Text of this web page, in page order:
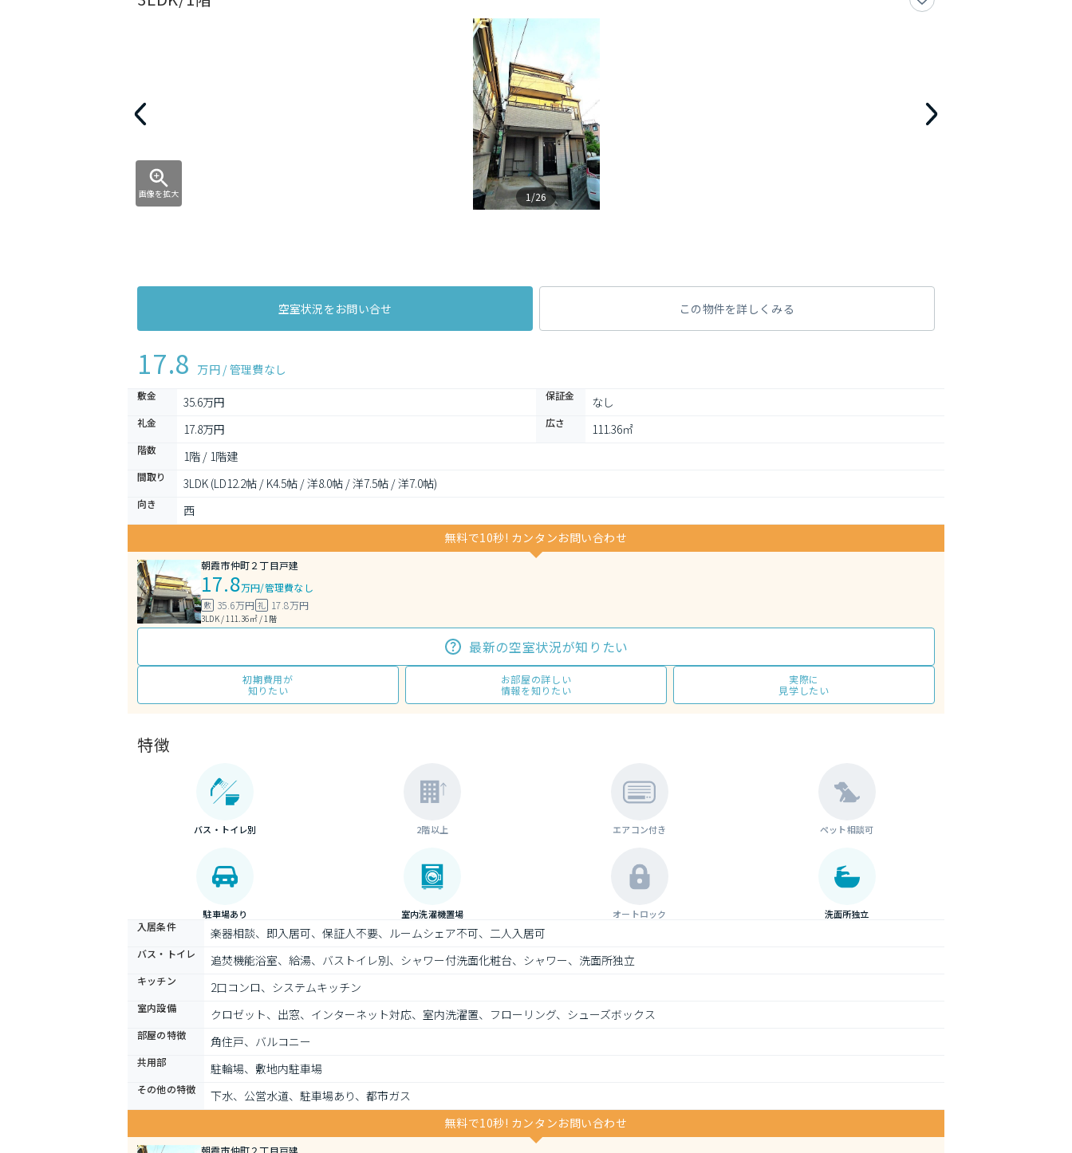
画像を拡大 1/26
空室状況をお問い合せ この物件を詳しくみる
17.8 万円 / 管理費なし
敷金 35.6万円 保証金 なし
礼金 17.8万円 広さ 111.36㎡
階数 1階 / 1階建
間取り 3LDK (LD12.2帖 / K4.5帖 / 洋8.0帖 / 洋7.5帖 / 洋7.0帖)
向き
西
無料で10秒! カンタンお問い合わせ
朝霞市仲町２丁目戸建
17.8万円/管理費なし
敷 35.6万円 礼 17.8万円
3LDK / 111.36㎡ / 1階
最新の空室状況が知りたい
初期費用が
知りたい
お部屋の詳しい
情報を知りたい
実際に
見学したい
特徴
バス・トイレ別 2階以上 エアコン付き ペット相談可
駐車場あり 室内洗濯機置場 オートロック 洗面所独立
入居条件 楽器相談、即入居可、保証人不要、ルームシェア不可、二人入居可
バス・トイレ 追焚機能浴室、給湯、バストイレ別、シャワー付洗面化粧台、シャワー、洗面所独立
キッチン 2口コンロ、システムキッチン
室内設備 クロゼット、出窓、インターネット対応、室内洗濯置、フローリング、シューズボックス
部屋の特徴 角住戸、バルコニー
共用部 駐輪場、敷地内駐車場
その他の特徴
下水、公営水道、駐車場あり、都市ガス
無料で10秒! カンタンお問い合わせ
朝霞市仲町２丁目戸建